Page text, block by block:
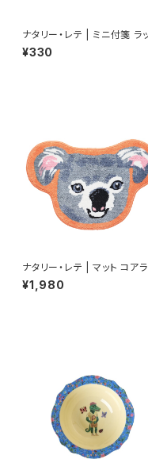
ナタリー・レテ | ミニ付箋 ラ
ーキャット | Mini Sticky
o Lucky cat
¥330
ナタリー・レテ | マット コア
Mat Koala
¥1,980